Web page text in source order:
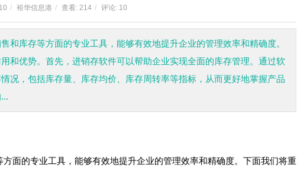
/ 裕华信息港 / 查看: 214 / 评论: 10
和库存等方面的专业工具，能够有效地提升企业的管理效率和精确度。
和优势。首先，进销存软件可以帮助企业实现全面的库存管理。通过软
况，包括库存量、库存均价、库存周转率等指标，从而更好地掌握产品
面的专业工具，能够有效地提升企业的管理效率和精确度。下面我们将重